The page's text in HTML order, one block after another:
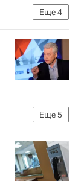
Еще4
Еще5